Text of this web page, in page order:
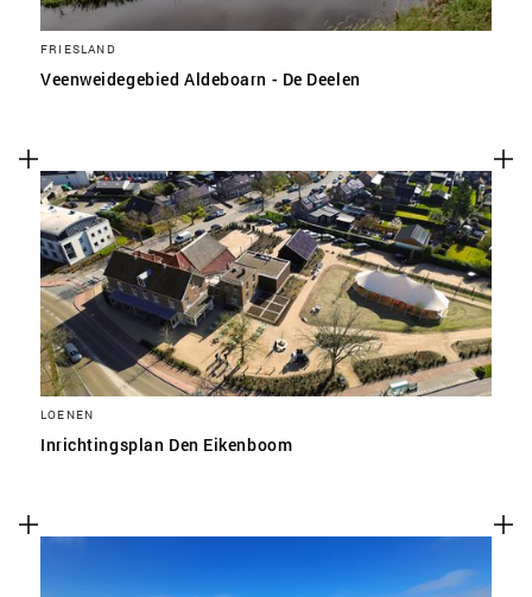
FRIESLAND
Veenweidegebied Aldeboarn - De Deelen
LOENEN
Inrichtingsplan Den Eikenboom